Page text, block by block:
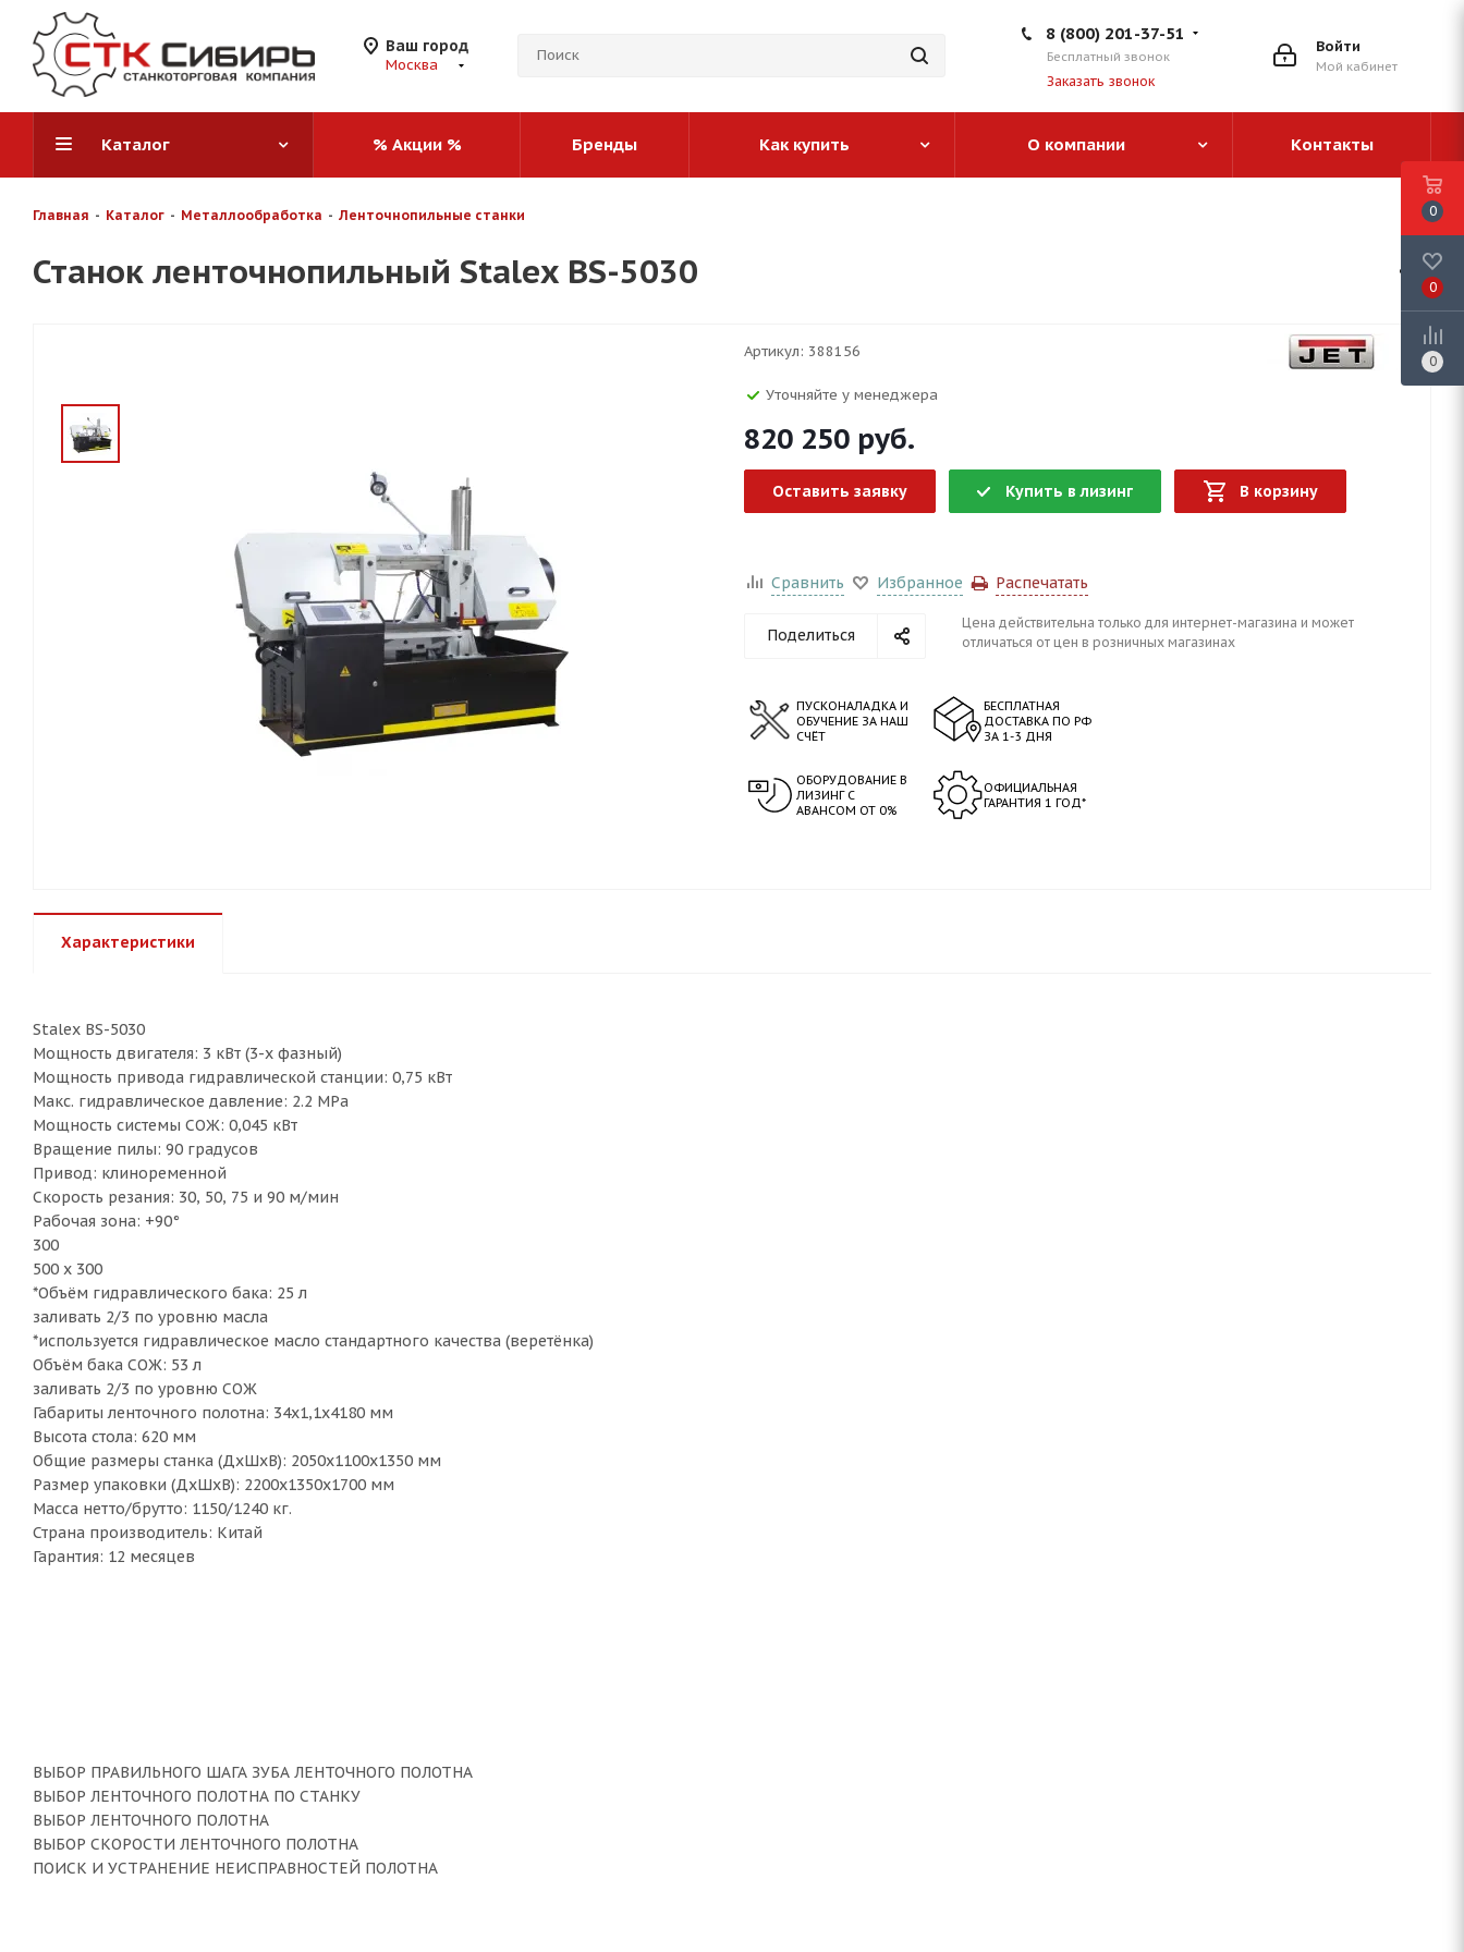
Ваш город
Москва
Войти
Мой кабинет
8 (800) 201-37-51
Бесплатный звонок
Заказать звонок
Каталог % Акции % Бренды Как купить О компании Контакты
Главная - Каталог - Металлообработка - Ленточнопильные станки
Станок ленточнопильный Stalex BS-5030
Артикул: 388156
Уточняйте у менеджера
820 250 руб.
Оставить заявку Купить в лизинг В корзину
Сравнить Избранное Распечатать
Поделиться
Цена действительна только для интернет-магазина и может
отличаться от цен в розничных магазинах
ПУСКОНАЛАДКА И
ОБУЧЕНИЕ ЗА НАШ
СЧЁТ
БЕСПЛАТНАЯ
ДОСТАВКА ПО РФ
ЗА 1-3 ДНЯ
ОБОРУДОВАНИЕ В
ЛИЗИНГ С
АВАНСОМ ОТ 0%
ОФИЦИАЛЬНАЯ
ГАРАНТИЯ 1 ГОД*
Характеристики
Stalex BS-5030
Мощность двигателя: 3 кВт (3-х фазный)
Мощность привода гидравлической станции: 0,75 кВт
Макс. гидравлическое давление: 2.2 МРа
Мощность системы СОЖ: 0,045 кВт
Вращение пилы: 90 градусов
Привод: клиноременной
Скорость резания: 30, 50, 75 и 90 м/мин
Рабочая зона: +90°
300
500 х 300
*Объём гидравлического бака: 25 л
заливать 2/3 по уровню масла
*используется гидравлическое масло стандартного качества (веретёнка)
Объём бака СОЖ: 53 л
заливать 2/3 по уровню СОЖ
Габариты ленточного полотна: 34х1,1х4180 мм
Высота стола: 620 мм
Общие размеры станка (ДхШхВ): 2050х1100х1350 мм
Размер упаковки (ДхШхВ): 2200х1350х1700 мм
Масса нетто/брутто: 1150/1240 кг.
Страна производитель: Китай
Гарантия: 12 месяцев
ВЫБОР ПРАВИЛЬНОГО ШАГА ЗУБА ЛЕНТОЧНОГО ПОЛОТНА
ВЫБОР ЛЕНТОЧНОГО ПОЛОТНА ПО СТАНКУ
ВЫБОР ЛЕНТОЧНОГО ПОЛОТНА
ВЫБОР СКОРОСТИ ЛЕНТОЧНОГО ПОЛОТНА
ПОИСК И УСТРАНЕНИЕ НЕИСПРАВНОСТЕЙ ПОЛОТНА
0
0
0